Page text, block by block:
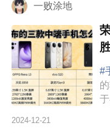
一败涂地
#
2024-12-21